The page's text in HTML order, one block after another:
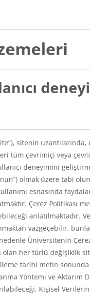
sitenin
tüm çevrimiçi veya
deneyimini
olmak üzere tabi
esnasında
Çerez Politikası
anlatılmaktadır.
vazgeçebilir,
Üniversitenin
olan her türlü değişiklik
tarihi metin
Yöntemi ve Aktarım
Kişisel